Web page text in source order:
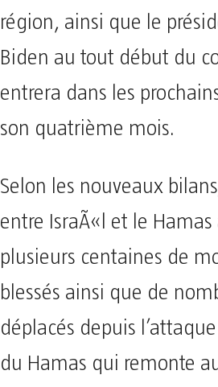
région, ainsi que le
Biden au tout début du
entrera dans les
son quatrième mois.
Selon les nouveaux
entre IsraÃ«l et le
plusieurs centaines de
blessés ainsi que de
déplacés depuis
du Hamas qui remonte